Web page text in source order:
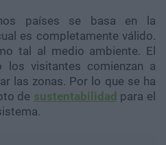
países se basa en la
es completamente válido.
tal al medio ambiente. El
los visitantes comienzan a
las zonas. Por lo que se ha
de sustentabilidad para el